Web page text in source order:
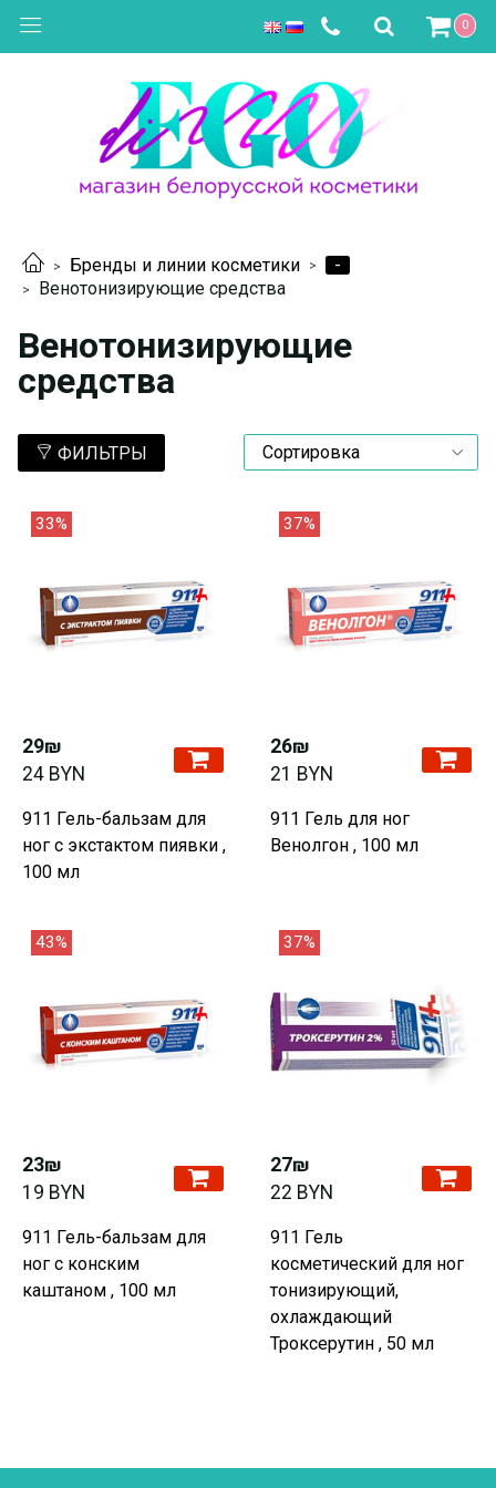
0
Бренды и линии косметики
-
Венотонизирующие средства
Венотонизирующие
средства
ФИЛЬТРЫ
33%
29₪
24 BYN
911 Гель-бальзам для
ног с экстактом пиявки ,
100 мл
37%
26₪
21 BYN
911 Гель для ног
Венолгон , 100 мл
43%
23₪
19 BYN
911 Гель-бальзам для
ног с конским
каштаном , 100 мл
37%
27₪
22 BYN
911 Гель
косметический для ног
тонизирующий,
охлаждающий
Троксерутин , 50 мл